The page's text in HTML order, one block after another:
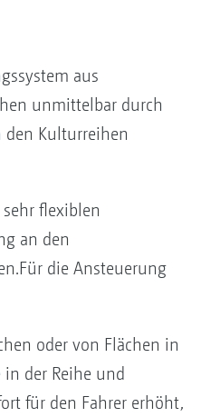
aus
unmittelbar durch
den Kulturreihen
flexiblen
an den
die Ansteuerung
oder von Flächen in
der Reihe und
für den Fahrer erhöht,